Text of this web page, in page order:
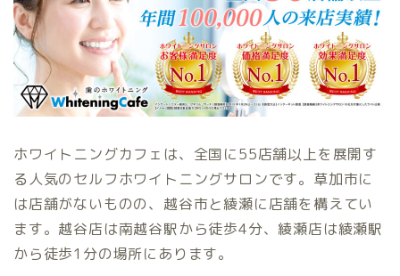
ホワイトニングカフェは、全国に55店舗以上を展開す
る人気のセルフホワイトニングサロンです。草加市に
は店舗がないものの、越谷市と綾瀬に店舗を構えてい
ます。越谷店は南越谷駅から徒歩4分、綾瀬店は綾瀬駅
から徒歩1分の場所にあります。